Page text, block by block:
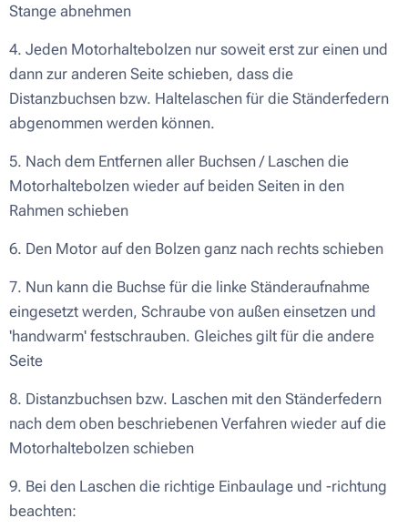
Stange abnehmen
4. Jeden Motorhaltebolzen nur soweit erst zur einen und
dann zur anderen Seite schieben, dass die
Distanzbuchsen bzw. Haltelaschen für die Ständerfedern
abgenommen werden können.
5. Nach dem Entfernen aller Buchsen / Laschen die
Motorhaltebolzen wieder auf beiden Seiten in den
Rahmen schieben
6. Den Motor auf den Bolzen ganz nach rechts schieben
7. Nun kann die Buchse für die linke Ständeraufnahme
eingesetzt werden, Schraube von außen einsetzen und
'handwarm' festschrauben. Gleiches gilt für die andere
Seite
8. Distanzbuchsen bzw. Laschen mit den Ständerfedern
nach dem oben beschriebenen Verfahren wieder auf die
Motorhaltebolzen schieben
9. Bei den Laschen die richtige Einbaulage und -richtung
beachten: